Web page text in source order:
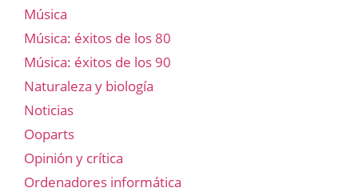
Música
Música: éxitos de los 80
Música: éxitos de los 90
Naturaleza y biología
Noticias
Ooparts
Opinión y crítica
Ordenadores informática